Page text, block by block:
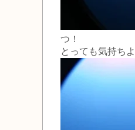
つ！
とっても気持ち